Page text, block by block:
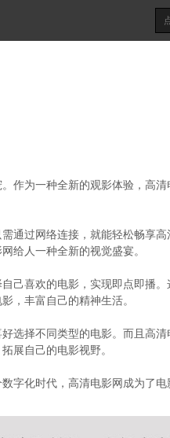
为一种全新的观影体验，高清
通过网络连接，就能轻松畅享
给人一种全新的视觉盛宴。
己喜欢的电影，实现即点即播
，丰富自己的精神生活。
选择不同类型的电影。而且高
展自己的电影视野。
字化时代，高清电影网成为了